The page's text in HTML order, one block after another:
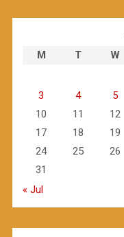
M T W
3
4 5
10
11 12
17
18 19
24
25 26
31
« Jul